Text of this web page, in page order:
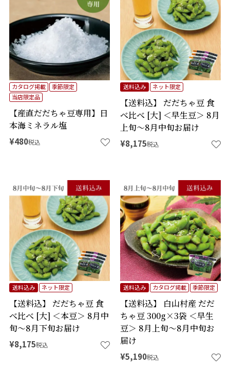
【産直だだちゃ豆専用】日
本海ミネラル塩
カタログ掲載
季節限定
当店限定品
¥480税込
【送料込】 だだちゃ豆 食
べ比べ [大] ＜早生豆＞ 8月
上旬～8月中旬お届け
送料込み ネット限定
¥8,175税込
【送料込】 だだちゃ豆 食
べ比べ [大] ＜本豆＞ 8月中
旬～8月下旬お届け
送料込み ネット限定
¥8,175税込
【送料込】 白山村産 だだ
ちゃ豆 300g×3袋 ＜早生
豆＞ 8月上旬～8月中旬お
届け
送料込み カタログ掲載 季節限定
¥5,190税込